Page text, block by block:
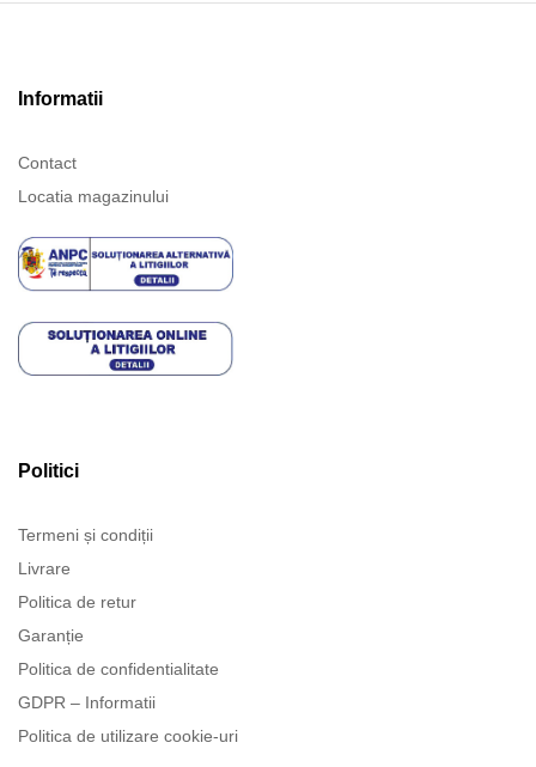
Informatii
Contact
Locatia magazinului
Politici
Termeni și condiții
Livrare
Politica de retur
Garanție
Politica de confidentialitate
GDPR – Informatii
Politica de utilizare cookie-uri